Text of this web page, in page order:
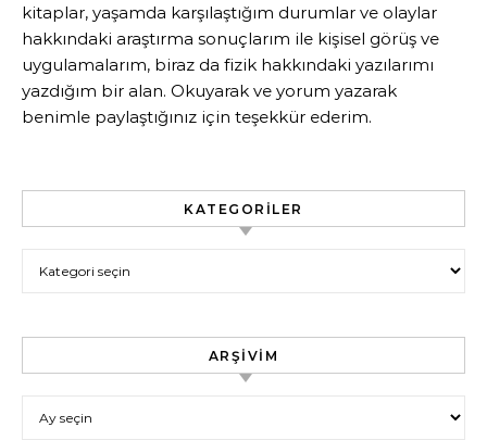
kitaplar, yaşamda karşılaştığım durumlar ve olaylar
hakkındaki araştırma sonuçlarım ile kişisel görüş ve
uygulamalarım, biraz da fizik hakkındaki yazılarımı
yazdığım bir alan. Okuyarak ve yorum yazarak
benimle paylaştığınız için teşekkür ederim.
KATEGORILER
ARŞIVIM